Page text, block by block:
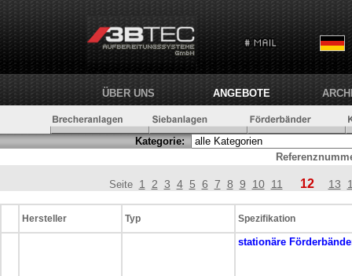
ÜBER UNS ANGEBOTE
Kategorie:
Seite 1 2 3 4 5 6 7 8 9 10 11 12 13
Hersteller Typ Spezifikation
stationäre